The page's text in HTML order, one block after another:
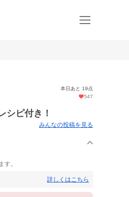
本日あと 19点
547
シピ付き！
みんなの投稿を見る
す。
詳しくはこちら